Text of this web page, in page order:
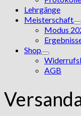
Lehrgänge
Meisterschaft
Modus
Shop
AGB